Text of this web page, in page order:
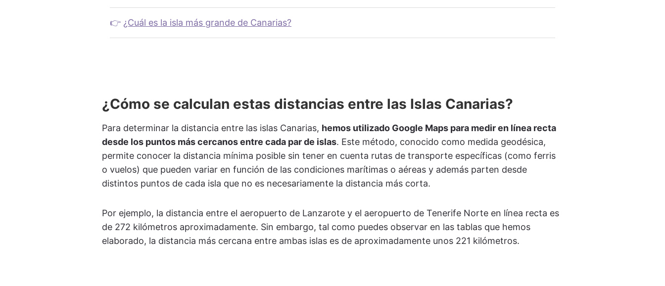
👉 ¿Cuál es la isla más grande de Canarias?
¿Cómo se calculan estas distancias entre las Islas Canarias?
Para determinar la distancia entre las islas Canarias, hemos utilizado Google Maps para medir en línea recta
desde los puntos más cercanos entre cada par de islas. Este método, conocido como medida geodésica,
permite conocer la distancia mínima posible sin tener en cuenta rutas de transporte específicas (como ferris
o vuelos) que pueden variar en función de las condiciones marítimas o aéreas y además parten desde
distintos puntos de cada isla que no es necesariamente la distancia más corta.
Por ejemplo, la distancia entre el aeropuerto de Lanzarote y el aeropuerto de Tenerife Norte en línea recta es
de 272 kilómetros aproximadamente. Sin embargo, tal como puedes observar en las tablas que hemos
elaborado, la distancia más cercana entre ambas islas es de aproximadamente unos 221 kilómetros.